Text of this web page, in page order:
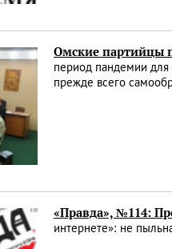
Омские партийцы
период пандемии для
прежде всего
«Правда», №114:
интернете»: не